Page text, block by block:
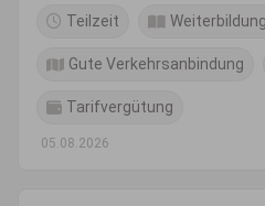
Teilzeit
Gute Verkehrsanbindung
Tarifvergütung
05.08.2026